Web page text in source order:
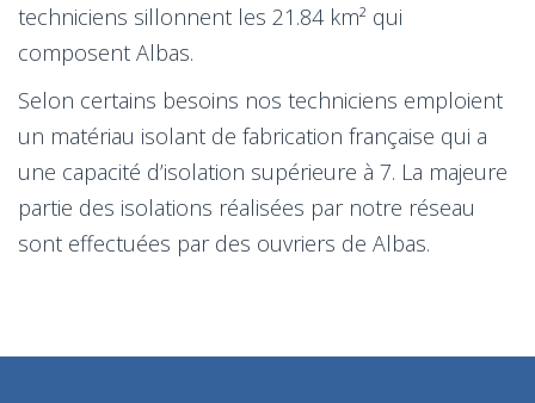
techniciens sillonnent les 21.84 km² qui
composent Albas.
Selon certains besoins nos techniciens emploient
un matériau isolant de fabrication française qui a
une capacité d’isolation supérieure à 7. La majeure
partie des isolations réalisées par notre réseau
sont effectuées par des ouvriers de Albas.